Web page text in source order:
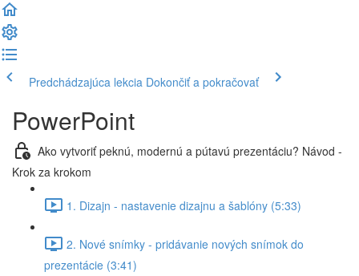
Predchádzajúca lekcia Dokončiť a pokračovať
PowerPoint
Ako vytvoriť peknú, modernú a pútavú prezentáciu? Návod -
Krok za krokom
1. Dizajn - nastavenie dizajnu a šablóny (5:33)
2. Nové snímky - pridávanie nových snímok do
prezentácie (3:41)